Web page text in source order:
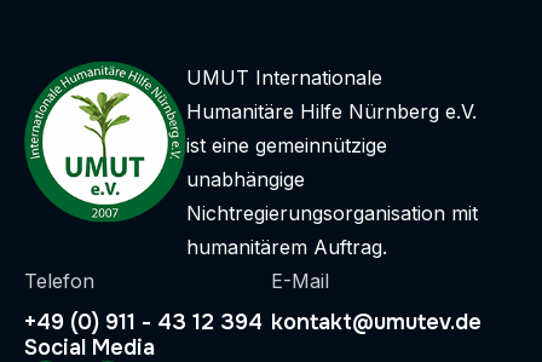
UMUT Internationale
Humanitäre Hilfe Nürnberg e.V.
ist eine gemeinnützige
unabhängige
Nichtregierungsorganisation mit
humanitärem Auftrag.
Telefon
+49 (0) 911 - 43 12 394
E-Mail
kontakt@umutev.de
Social Media